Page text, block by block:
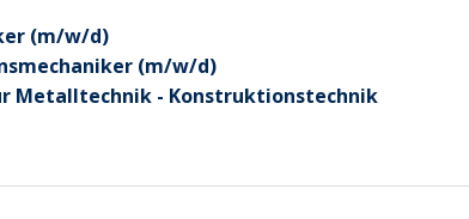
(m/w/d)
(m/w/d)
Metalltechnik - Konstruktionstechnik